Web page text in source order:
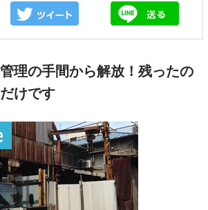
理の手間から解放！残ったの
けです